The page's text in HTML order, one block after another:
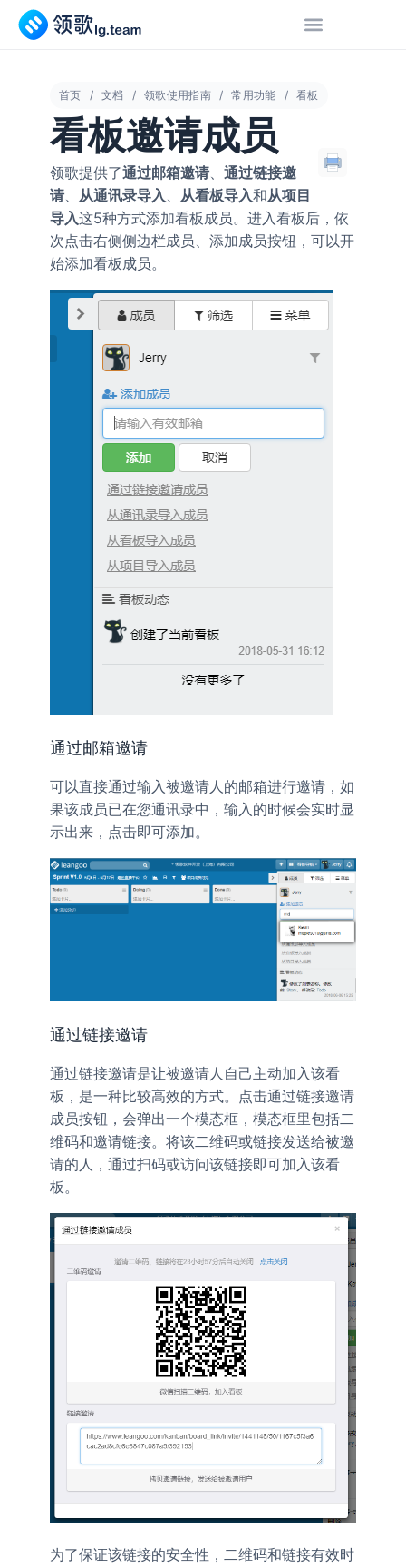
首页 文档 领歌使用指南 常用功能 看板
看板邀请成员
领歌提供了通过邮箱邀请
通过链接邀
请
从通讯录导入 从看板导入和从项目
导入这5种方式添加看板成员。进入看板后，依
次点击右侧侧边栏成员 添加成员按钮，可以开
始添加看板成员。
通过邮箱邀请
可以直接通过输入被邀请人的邮箱进行邀请，如
果该成员已在您通讯录中，输入的时候会实时显
示出来，点击即可添加。
通过链接邀请
通过链接邀请是让被邀请人自己主动加入该看
板，是一种比较高效的方式。点击通过链接邀请
成员按钮，会弹出一个模态框，模态框里包括二
维码和邀请链接。将该二维码或链接发送给被邀
请的人，通过扫码或访问该链接即可加入该看
板。
为了保证该链接的安全性，二维码和链接有效时